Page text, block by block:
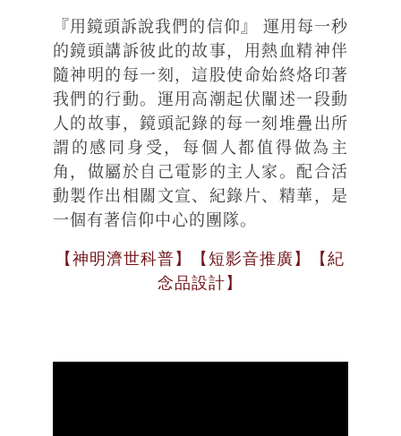
『用鏡頭訴說我們的信仰』 運用每一秒
的鏡頭講訴彼此的故事，用熱血精神伴
隨神明的每一刻，這股使命始終烙印著
我們的行動。運用高潮起伏闡述一段動
人的故事，鏡頭記錄的每一刻堆疊出所
謂的感同身受，每個人都值得做為主
角，做屬於自己電影的主人家。配合活
動製作出相關文宣、紀錄片、精華，是
一個有著信仰中心的團隊。
【神明濟世科普】【短影音推廣】【紀
念品設計】